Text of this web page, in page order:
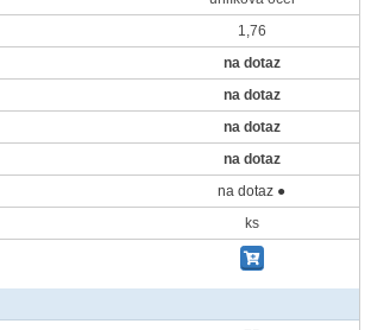
1,76
na dotaz
na dotaz
na dotaz
na dotaz
na dotaz ●
ks